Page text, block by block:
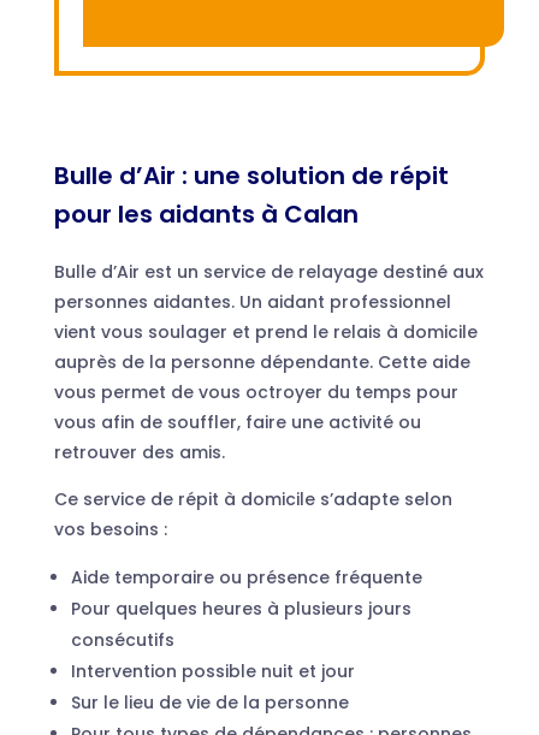
Bulle d’Air : une solution de répit
pour les aidants à Calan
Bulle d’Air est un service de relayage destiné aux
personnes aidantes. Un aidant professionnel
vient vous soulager et prend le relais à domicile
auprès de la personne dépendante. Cette aide
vous permet de vous octroyer du temps pour
vous afin de souffler, faire une activité ou
retrouver des amis.
Ce service de répit à domicile s’adapte selon
vos besoins :
Aide temporaire ou présence fréquente
Pour quelques heures à plusieurs jours
consécutifs
Intervention possible nuit et jour
Sur le lieu de vie de la personne